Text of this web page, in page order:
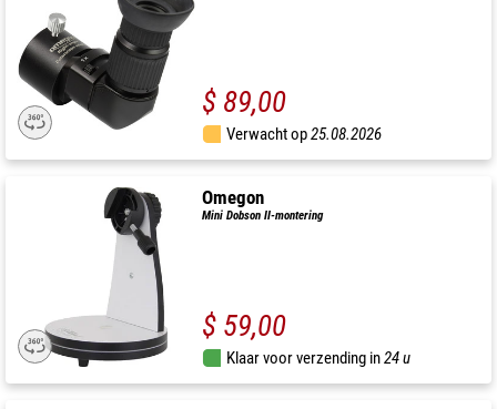
$ 89,00
Verwacht op25.08.2026
Omegon
Mini Dobson II-montering
$ 59,00
Klaar voor verzending in24 u